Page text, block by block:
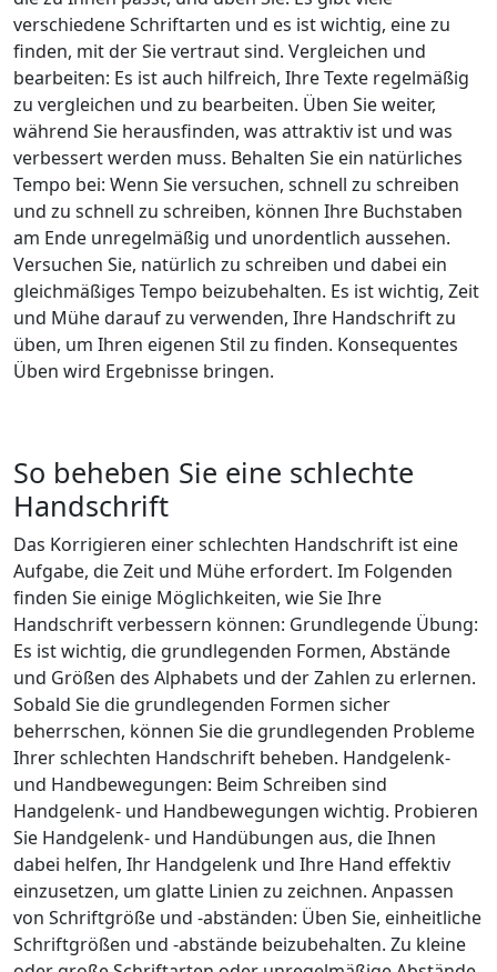
verschiedene Schriftarten und es ist wichtig, eine zu
finden, mit der Sie vertraut sind. Vergleichen und
bearbeiten: Es ist auch hilfreich, Ihre Texte regelmäßig
zu vergleichen und zu bearbeiten. Üben Sie weiter,
während Sie herausfinden, was attraktiv ist und was
verbessert werden muss. Behalten Sie ein natürliches
Tempo bei: Wenn Sie versuchen, schnell zu schreiben
und zu schnell zu schreiben, können Ihre Buchstaben
am Ende unregelmäßig und unordentlich aussehen.
Versuchen Sie, natürlich zu schreiben und dabei ein
gleichmäßiges Tempo beizubehalten. Es ist wichtig, Zeit
und Mühe darauf zu verwenden, Ihre Handschrift zu
üben, um Ihren eigenen Stil zu finden. Konsequentes
Üben wird Ergebnisse bringen.
So beheben Sie eine schlechte
Handschrift
Das Korrigieren einer schlechten Handschrift ist eine
Aufgabe, die Zeit und Mühe erfordert. Im Folgenden
finden Sie einige Möglichkeiten, wie Sie Ihre
Handschrift verbessern können: Grundlegende Übung:
Es ist wichtig, die grundlegenden Formen, Abstände
und Größen des Alphabets und der Zahlen zu erlernen.
Sobald Sie die grundlegenden Formen sicher
beherrschen, können Sie die grundlegenden Probleme
Ihrer schlechten Handschrift beheben. Handgelenk-
und Handbewegungen: Beim Schreiben sind
Handgelenk- und Handbewegungen wichtig. Probieren
Sie Handgelenk- und Handübungen aus, die Ihnen
dabei helfen, Ihr Handgelenk und Ihre Hand effektiv
einzusetzen, um glatte Linien zu zeichnen. Anpassen
von Schriftgröße und -abständen: Üben Sie, einheitliche
Schriftgrößen und -abstände beizubehalten. Zu kleine